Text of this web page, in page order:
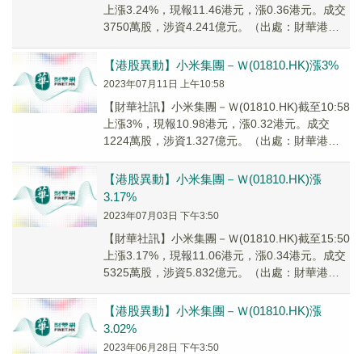
上漲3.24%，現報11.46港元，漲0.36港元。成交
3750萬股，涉資4.241億元。（出處：財華港股
【港股異動】小米集團－Ｗ(01810.HK)漲3%
2023年07月11日 上午10:58
【財華社訊】小米集團－Ｗ(01810.HK)截至10:58
上漲3%，現報10.98港元，漲0.32港元。成交
1224萬股，涉資1.327億元。（出處：財華港股
【港股異動】小米集團－Ｗ(01810.HK)漲
3.17%
2023年07月03日 下午3:50
【財華社訊】小米集團－Ｗ(01810.HK)截至15:50
上漲3.17%，現報11.06港元，漲0.34港元。成交
5325萬股，涉資5.832億元。（出處：財華港股
【港股異動】小米集團－Ｗ(01810.HK)漲
3.02%
2023年06月28日 下午3:50